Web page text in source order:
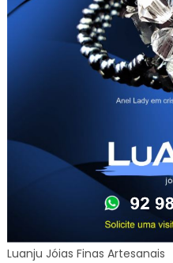
Luanju Jóias Finas Artesanais